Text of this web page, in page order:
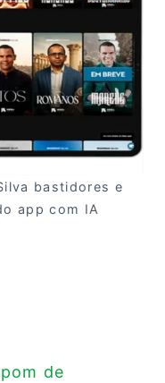
bastidores e
app com IA
de